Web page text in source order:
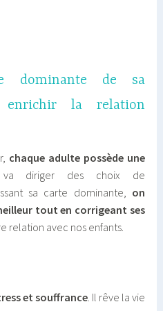
dominante de sa
enrichir la relation
chaque adulte possède une
diriger des choix de
sa carte dominante, on
tout en corrigeant ses
relation avec nos enfants.
et souffrance. Il rêve la vie